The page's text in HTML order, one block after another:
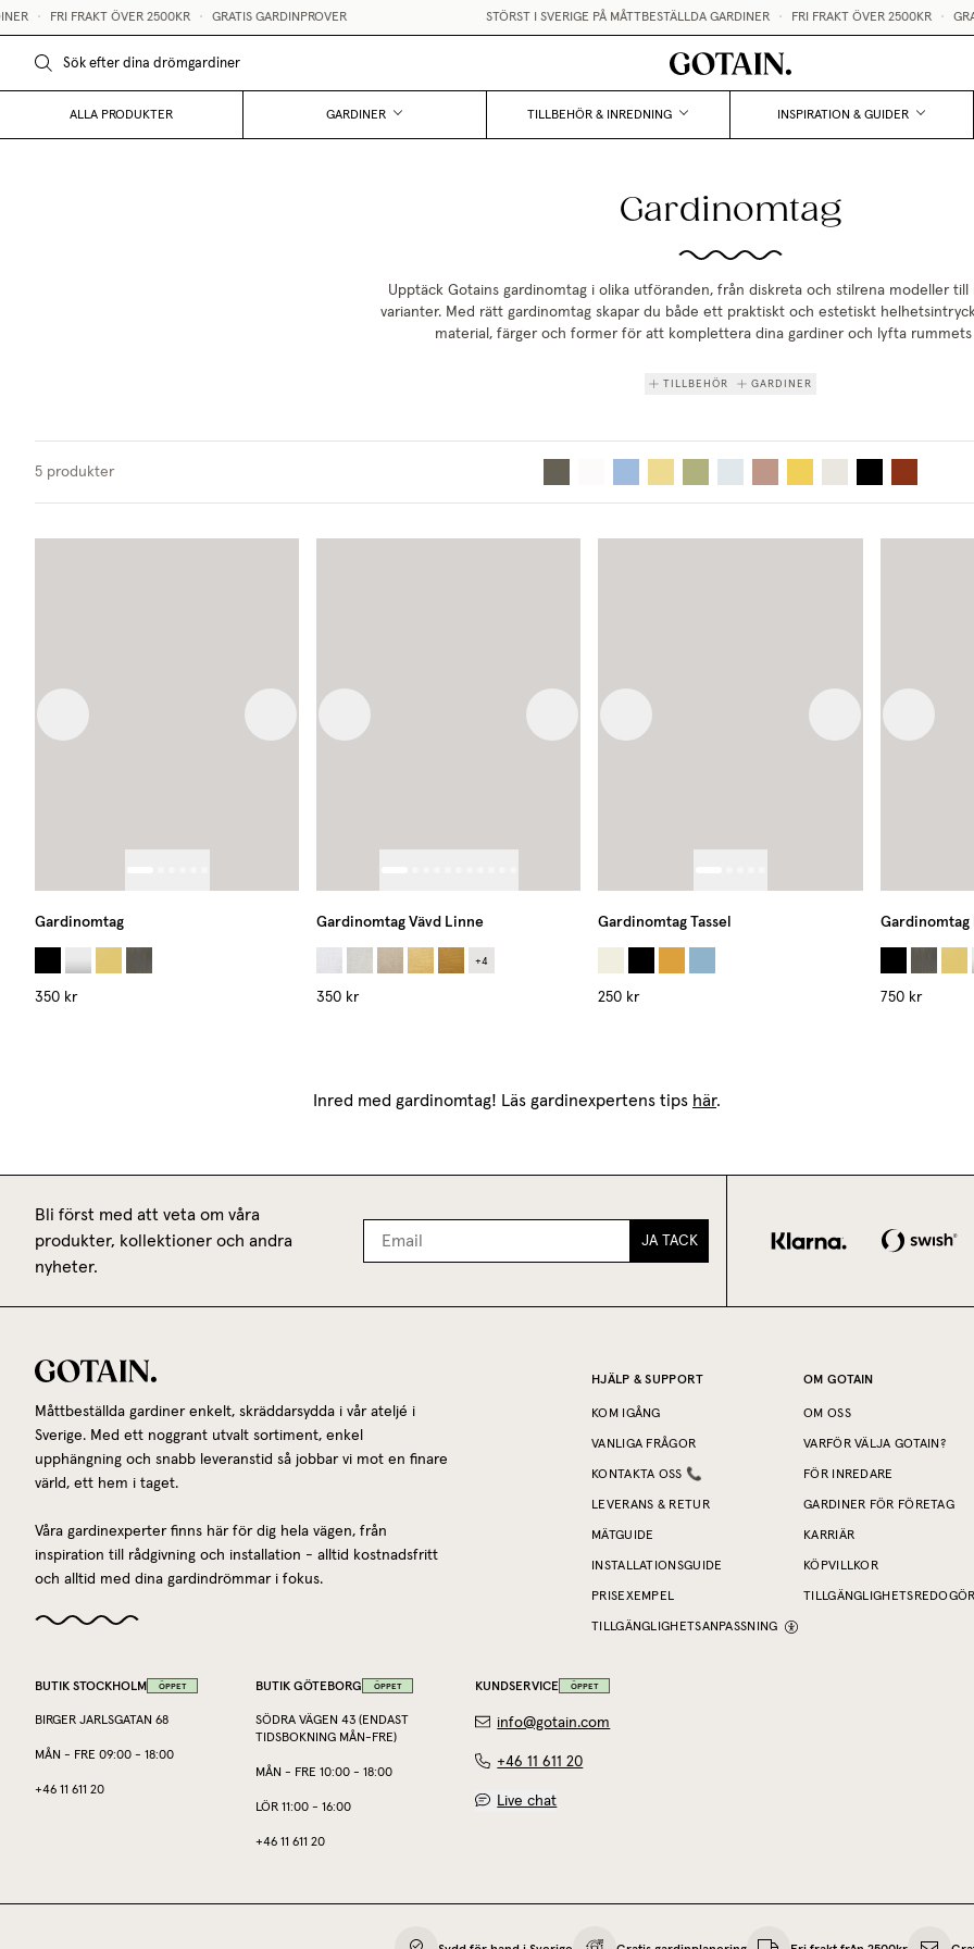
FRI FRAKT ÖVER 2500KR GRATIS GARDINPROVER STÖRST I SVERIGE PÅ MÅTTBESTÄLLDA GARDINER FRI FRAKT ÖVER 2500KR
ALLA PRODUKTER GARDINER TILLBEHÖR & INREDNING INSPIRATION & GUIDER
Gardinomtag
Upptäck Gotains gardinomtag i olika utföranden, från diskreta och stilrena modeller till
varianter. Med rätt gardinomtag skapar du både ett praktiskt och estetiskt
material, färger och former för att komplettera dina gardiner och lyfta
TILLBEHÖR GARDINER
5 produkter
Previous image Next image
Gardinomtag
350 kr
Previous image Next image
Gardinomtag Vävd Linne
+4
350 kr
Previous image Next image
Gardinomtag Tassel
250 kr
Gardinomtag
750 kr
Inred med gardinomtag! Läs gardinexpertens tips här.
Bli först med att veta om våra
produkter, kollektioner och andra
nyheter.
JA TACK
Måttbeställda gardiner enkelt, skräddarsydda i vår ateljé i
Sverige. Med ett noggrant utvalt sortiment, enkel
upphängning och snabb leveranstid så jobbar vi mot en finare
värld, ett hem i taget.
Våra gardinexperter finns här för dig hela vägen, från
inspiration till rådgivning och installation - alltid kostnadsfritt
och alltid med dina gardindrömmar i fokus.
HJÄLP & SUPPORT
KOM IGÅNG
VANLIGA FRÅGOR
KONTAKTA OSS 📞
LEVERANS & RETUR
MÄTGUIDE
INSTALLATIONSGUIDE
PRISEXEMPEL
TILLGÄNGLIGHETSANPASSNING
OM GOTAIN
OM OSS
VARFÖR VÄLJA GOTAIN?
FÖR INREDARE
GARDINER FÖR FÖRETAG
KARRIÄR
KÖPVILLKOR
BUTIK STOCKHOLM ÖPPET
BIRGER JARLSGATAN 68
MÅN - FRE 09:00 - 18:00
+46 11 611 20
BUTIK GÖTEBORG ÖPPET
SÖDRA VÄGEN 43 (ENDAST
TIDSBOKNING MÅN-FRE)
MÅN - FRE 10:00- 18:00
LÖR 11:00- 16:00
+46 11 611 20
KUNDSERVICE ÖPPET
info@gotain.com
+46 11 611 20
Live chat